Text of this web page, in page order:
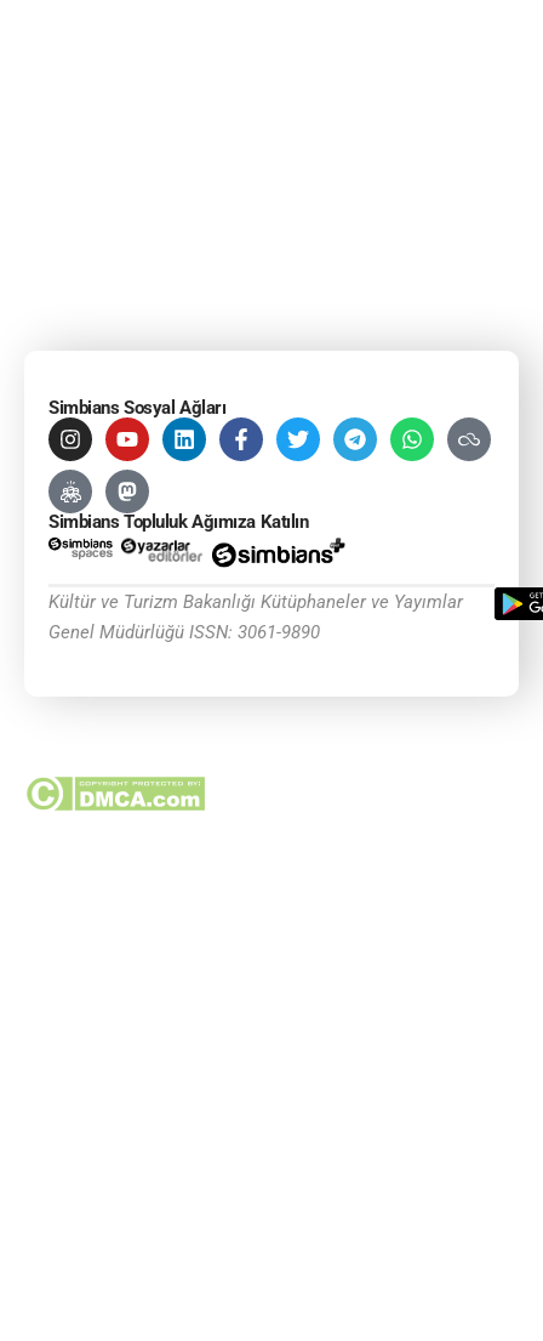
Simbians Sosyal Ağları
Simbians Topluluk Ağımıza Katılın
Kültür ve Turizm Bakanlığı Kütüphaneler ve Yayımlar
Genel Müdürlüğü ISSN: 3061-9890